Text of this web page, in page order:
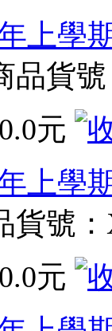
上學
品貨
元
上學
貨號：
元